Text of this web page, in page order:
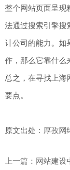
整个网站页面呈现
法通过搜索引擎搜
计公司的能力。如
作，那么它靠什么
总之，在寻找上海
要点。
原文出处： 厚孜网
上一篇：网站建